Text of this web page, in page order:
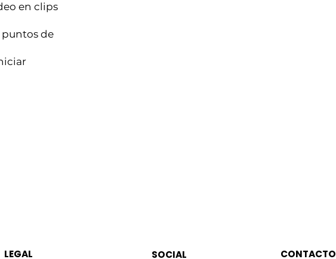
en clips
puntos de
CONTACTO
SOCIAL
LEGAL